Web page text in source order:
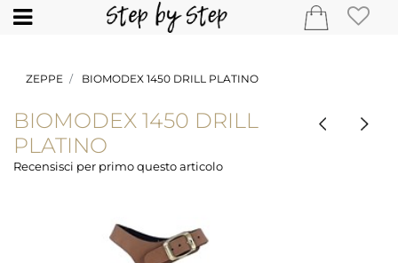
Open
ZEPPE BIOMODEX 1450 DRILL PLATINO
BIOMODEX 1450 DRILL
PLATINO
Recensisci per primo questo articolo